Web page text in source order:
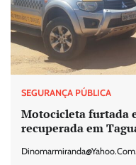
SEGURANÇA PÚBLICA
Motocicleta furtada
recuperada em